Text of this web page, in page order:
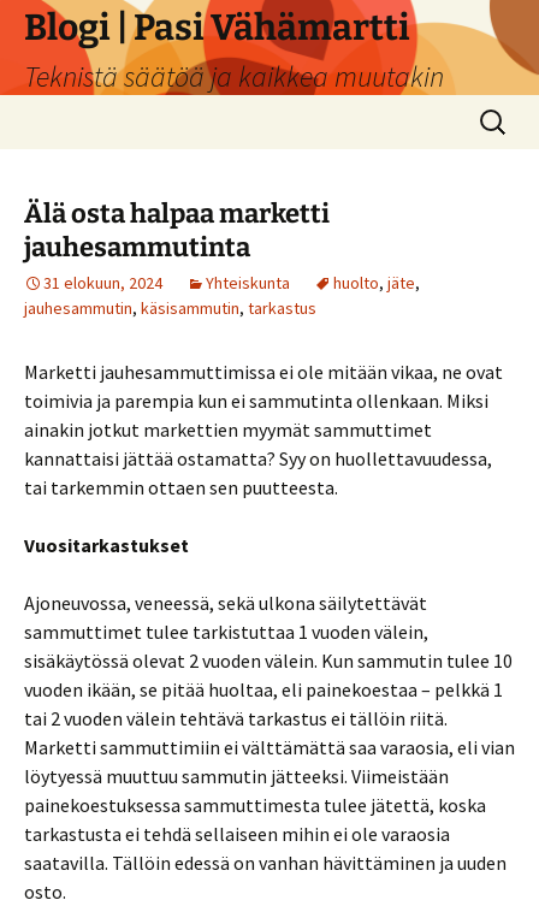
Siirry
sisältöön
Blogi | Pasi Vähämartti
Teknistä säätöä ja kaikkea muutakin
Haku:
Älä osta halpaa marketti
jauhesammutinta
31 elokuun, 2024 Yhteiskunta huolto, jäte,
jauhesammutin, käsisammutin, tarkastus
Marketti jauhesammuttimissa ei ole mitään vikaa, ne ovat
toimivia ja parempia kun ei sammutinta ollenkaan. Miksi
ainakin jotkut markettien myymät sammuttimet
kannattaisi jättää ostamatta? Syy on huollettavuudessa,
tai tarkemmin ottaen sen puutteesta.
Vuositarkastukset
Ajoneuvossa, veneessä, sekä ulkona säilytettävät
sammuttimet tulee tarkistuttaa 1 vuoden välein,
sisäkäytössä olevat 2 vuoden välein. Kun sammutin tulee 10
vuoden ikään, se pitää huoltaa, eli painekoestaa – pelkkä 1
tai 2 vuoden välein tehtävä tarkastus ei tällöin riitä.
Marketti sammuttimiin ei välttämättä saa varaosia, eli vian
löytyessä muuttuu sammutin jätteeksi. Viimeistään
painekoestuksessa sammuttimesta tulee jätettä, koska
tarkastusta ei tehdä sellaiseen mihin ei ole varaosia
saatavilla. Tällöin edessä on vanhan hävittäminen ja uuden
osto.